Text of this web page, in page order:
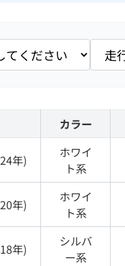
カラー
年)
ホワイ
ト系
年)
ホワイ
ト系
年)
シルバ
ー系